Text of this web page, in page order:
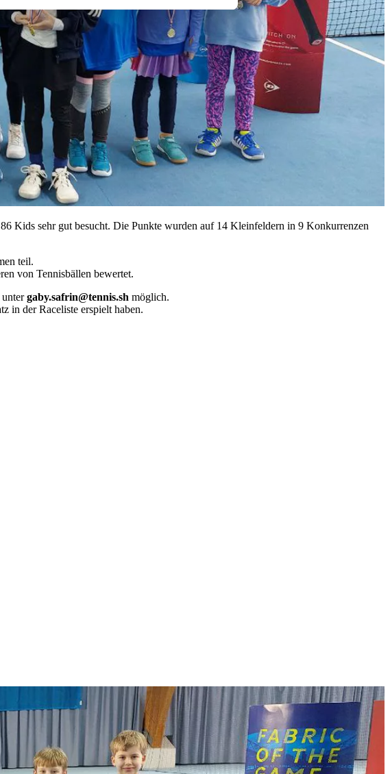
für soziale Medien anbieten zu können
zu Ihrer Verwendung unserer
Unsere Partner führen diese Informationen
oder die sie im Rahmen Ihrer Nutzung
den Link im Footer aufgerufen und
Kids sehr gut besucht. Die Punkte wurden auf 14 Kleinfeldern in 9 Konkurrenzen
teil.
von Tennisbällen bewertet.
untergaby.safrin@tennis.sh möglich.
in der Raceliste erspielt haben.